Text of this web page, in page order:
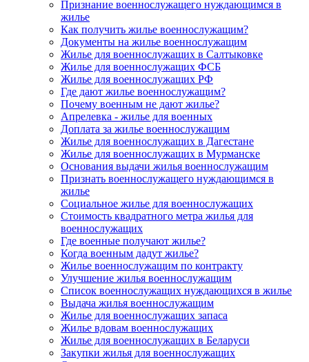
Признание военнослужащего нуждающимся в
жилье
Как получить жилье военнослужащим?
Документы на жилье военнослужащим
Жилье для военнослужащих в Салтыковке
Жилье для военнослужащих ФСБ
Жилье для военнослужащих РФ
Где дают жилье военнослужащим?
Почему военным не дают жилье?
Апрелевка - жилье для военных
Доплата за жилье военнослужащим
Жилье для военнослужащих в Дагестане
Жилье для военнослужащих в Мурманске
Основания выдачи жилья военнослужащим
Признать военнослужащего нуждающимся в
жилье
Социальное жилье для военнослужащих
Стоимость квадратного метра жилья для
военнослужащих
Где военные получают жилье?
Когда военным дадут жилье?
Жилье военнослужащим по контракту
Улучшение жилья военнослужащим
Список военнослужащих нуждающихся в жилье
Выдача жилья военнослужащим
Жилье для военнослужащих запаса
Жилье вдовам военнослужащих
Жилье для военнослужащих в Беларуси
Закупки жилья для военнослужащих